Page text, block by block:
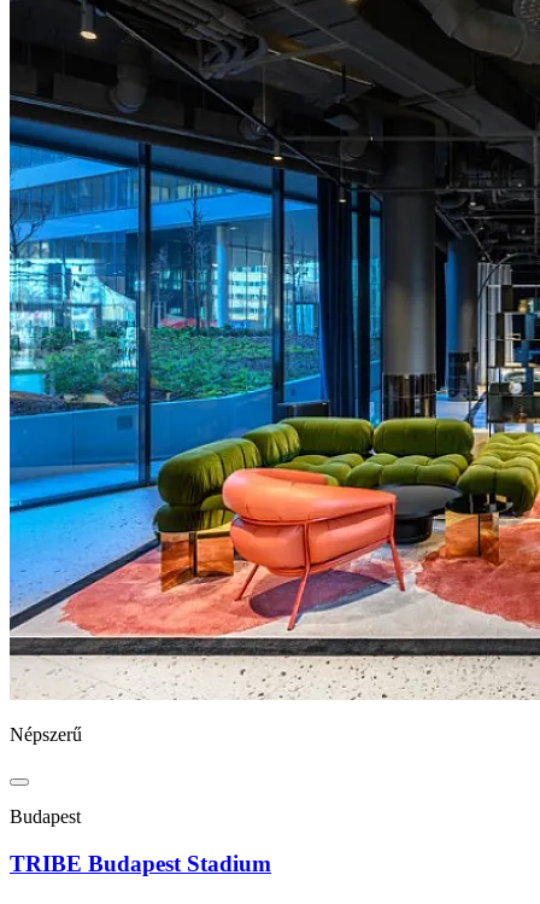
Népszerű
Budapest
TRIBE Budapest Stadium